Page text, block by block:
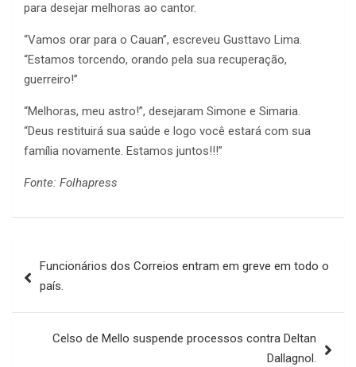
para desejar melhoras ao cantor.
“Vamos orar para o Cauan”, escreveu Gusttavo Lima.
“Estamos torcendo, orando pela sua recuperação,
guerreiro!”
“Melhoras, meu astro!”, desejaram Simone e Simaria.
“Deus restituirá sua saúde e logo você estará com sua
família novamente. Estamos juntos!!!”
Fonte: Folhapress
de
Funcionários dos Correios entram em greve em todo o
país.
Celso de Mello suspende processos contra Deltan
Dallagnol.